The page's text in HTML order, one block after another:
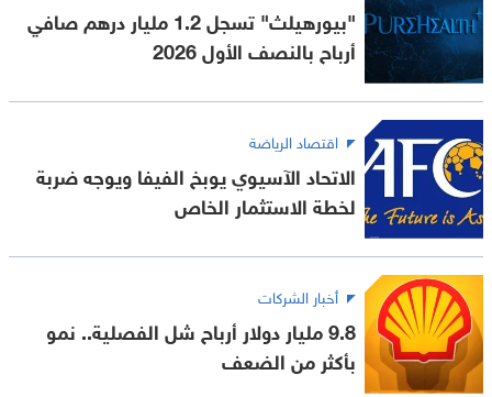
"بيورهيلث" تسجل 1.2 مليار درهم صافي
أرباح بالنصف الأول 2026
اقتصاد الرياضة
الاتحاد الآسيوي يوبخ الفيفا ويوجه ضربة
لخطة الاستثمار الخاص
أخبار الشركات
9.8 مليار دولار أرباح شل الفصلية.. نمو
بأكثر من الضعف